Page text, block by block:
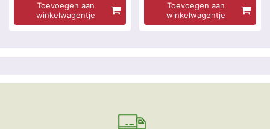
Toevoegen aan
winkelwagentje
Toevoegen aan
winkelwagentje